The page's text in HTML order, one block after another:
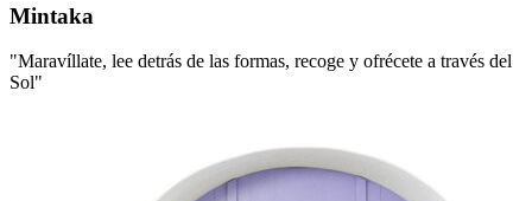
Mintaka
Mintaka
"Maravíllate, lee detrás de las formas, recoge y ofrécete a través del
Sol"